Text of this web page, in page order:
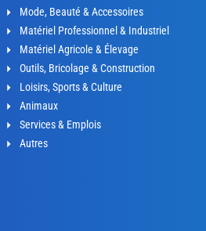
Mode, Beauté & Accessoires
Matériel Professionnel & Industriel
Matériel Agricole & Élevage
Outils, Bricolage & Construction
Loisirs, Sports & Culture
Animaux
Services & Emplois
Autres